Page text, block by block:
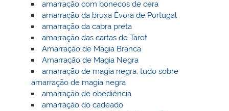
amarração com bonecos de cera
amarração da bruxa Évora de Portugal
amarração da cabra preta
amarração das cartas de Tarot
Amarração de Magia Branca
Amarração de Magia Negra
amarração de magia negra, tudo sobre
amarração de magia negra
amarração de obediência
amarração do cadeado